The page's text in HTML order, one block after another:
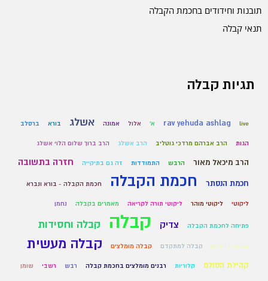
תובנות וחידודים בחכמת הקבלה
תנאי קבלה
תגיות קבלה
live
rav yehuda ashlag א' אלול אמונה אשלג בורא ברסלב
הגות הרב אברהם מרדכי גוטליב הרב אשלג הרב ברוך שלום הלוי אשלג
הרב מיכאל מאור הרבש התמודדות זה גם בתיקייה חזרה בתשובה
חכמת הנסתר חכמת הקבלה חכמת הקבלה - בורא ונברא
ליקוטי ליקוטי מוהר ליקוטי תורה לקריאה מאמרים בקבלה נחמן
פתיחה לחכמת הקבלה צדיק קבלה קבלה וחסידות
קבלה לדתיים קבלה למתקדם קבלה מומלצים קבלה מעשית
קהילת הסולם קלוריות רבנים מומלצים בחכמת קבלה רבש רשבי שומן